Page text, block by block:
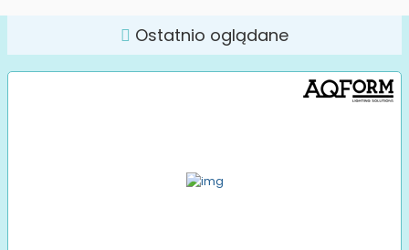
Ostatnio oglądane